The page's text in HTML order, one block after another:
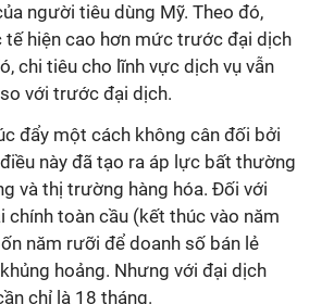
người tiêu dùng Mỹ. Theo đó,
tế hiện cao hơn mức trước đại dịch
chi tiêu cho lĩnh vực dịch vụ vẫn
với trước đại dịch.
đẩy một cách không cân đối bởi
này đã tạo ra áp lực bất thường
và thị trường hàng hóa. Đối với
chính toàn cầu (kết thúc vào năm
năm rưỡi để doanh số bán lẻ
hoảng. Nhưng với đại dịch
chỉ là 18 tháng.